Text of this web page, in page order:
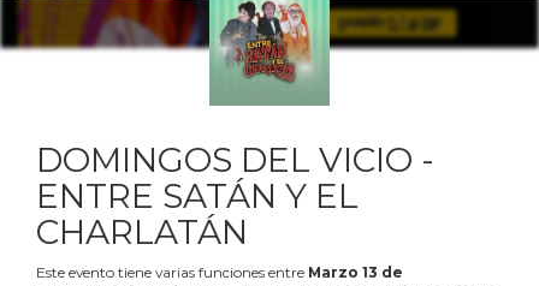
DOMINGOS DEL VICIO -
ENTRE SATÁN Y EL
CHARLATÁN
Este evento tiene varias funciones entre Marzo 13 de